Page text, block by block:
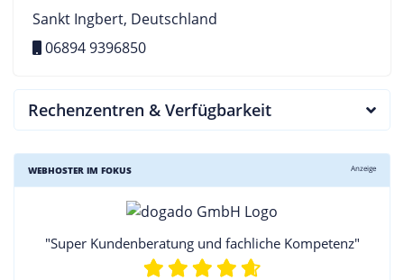
Sankt Ingbert, Deutschland
06894 9396850
Rechenzentren & Verfügbarkeit
WEBHOSTER IM FOKUS Anzeige
"Super Kundenberatung und fachliche Kompetenz"